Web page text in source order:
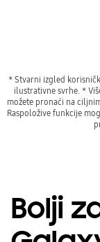
* Stvarni izgled
ilustrativne svrhe. *
možete pronaći na
Raspoložive funkcije
Bolji